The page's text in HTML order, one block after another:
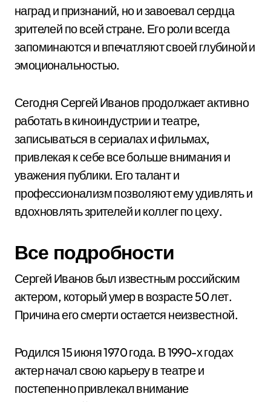
наград и признаний, но и завоевал сердца
зрителей по всей стране. Его роли всегда
запоминаются и впечатляют своей глубиной и
эмоциональностью.
Сегодня Сергей Иванов продолжает активно
работать в киноиндустрии и театре,
записываться в сериалах и фильмах,
привлекая к себе все больше внимания и
уважения публики. Его талант и
профессионализм позволяют ему удивлять и
вдохновлять зрителей и коллег по цеху.
Все подробности
Сергей Иванов был известным российским
актером, который умер в возрасте 50 лет.
Причина его смерти остается неизвестной.
Родился 15 июня 1970 года. В 1990-х годах
актер начал свою карьеру в театре и
постепенно привлекал внимание